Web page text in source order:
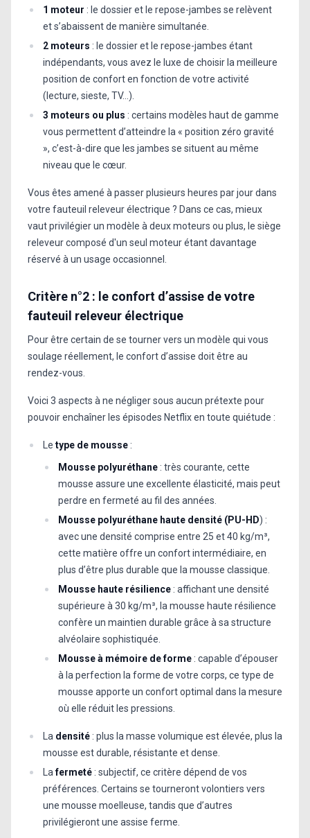
1 moteur : le dossier et le repose-jambes se relèvent
et s’abaissent de manière simultanée.
2 moteurs : le dossier et le repose-jambes étant
indépendants, vous avez le luxe de choisir la meilleure
position de confort en fonction de votre activité
(lecture, sieste, TV…).
3 moteurs ou plus : certains modèles haut de gamme
vous permettent d’atteindre la « position zéro gravité
», c’est-à-dire que les jambes se situent au même
niveau que le cœur.
Vous êtes amené à passer plusieurs heures par jour dans
votre fauteuil releveur électrique ? Dans ce cas, mieux
vaut privilégier un modèle à deux moteurs ou plus, le siège
releveur composé d'un seul moteur étant davantage
réservé à un usage occasionnel.
Critère n°2 : le confort d’assise de votre
fauteuil releveur électrique
Pour être certain de se tourner vers un modèle qui vous
soulage réellement, le confort d’assise doit être au
rendez-vous.
Voici 3 aspects à ne négliger sous aucun prétexte pour
pouvoir enchaîner les épisodes Netflix en toute quiétude :
Le type de mousse :
Mousse polyuréthane : très courante, cette
mousse assure une excellente élasticité, mais peut
perdre en fermeté au fil des années.
Mousse polyuréthane haute densité (PU-HD) :
avec une densité comprise entre 25 et 40 kg/m³,
cette matière offre un confort intermédiaire, en
plus d’être plus durable que la mousse classique.
Mousse haute résilience : affichant une densité
supérieure à 30 kg/m³, la mousse haute résilience
confère un maintien durable grâce à sa structure
alvéolaire sophistiquée.
Mousse à mémoire de forme : capable d’épouser
à la perfection la forme de votre corps, ce type de
mousse apporte un confort optimal dans la mesure
où elle réduit les pressions.
La densité : plus la masse volumique est élevée, plus la
mousse est durable, résistante et dense.
Lafermeté : subjectif, ce critère dépend de vos
préférences. Certains se tourneront volontiers vers
une mousse moelleuse, tandis que d’autres
privilégieront une assise ferme.